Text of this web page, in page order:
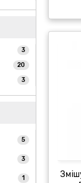
3
20
3
5
3
1